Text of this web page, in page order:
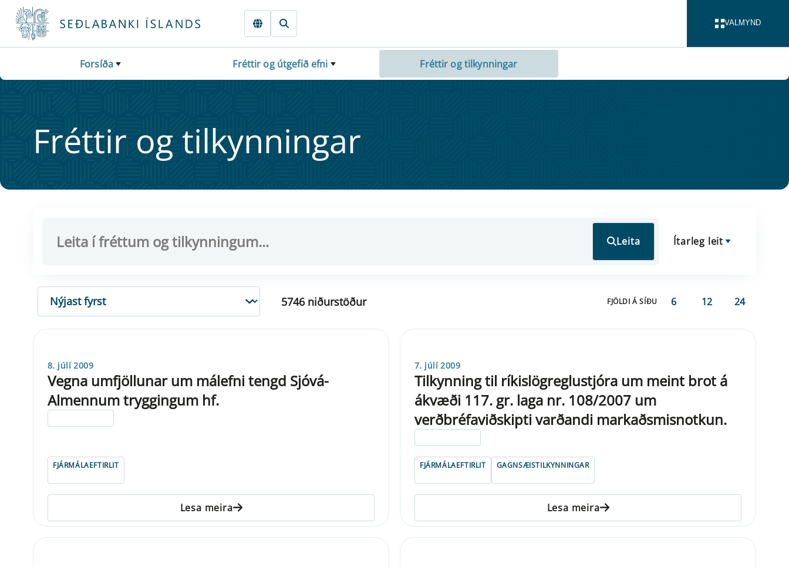
Fara beint í Meginmál
VALMYND
Forsíða Fréttir og útgefið efni Fréttir og tilkynningar
Frétt­ir og til­kynn­ing­ar
Leita Ítarleg leit
RÖÐUN
5746 niðurstöður FJÖLDI Á SÍÐU 6 12 24
8. júlí 2009
Vegna umfjöllunar um málefni tengd Sjóvá-
Almennum tryggingum hf.
FJÁRMÁLAEFTIRLIT
Lesa meira
7. júlí 2009
Tilkynning til ríkislögreglustjóra um meint brot á
ákvæði 117. gr. laga nr. 108/2007 um
verðbréfaviðskipti varðandi markaðsmisnotkun.
FJÁRMÁLAEFTIRLIT GAGNSÆISTILKYNNINGAR
Lesa meira